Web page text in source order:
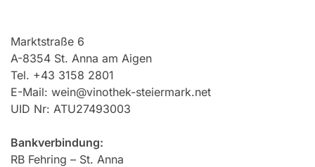
Marktstraße 6
A-8354 St. Anna am Aigen
Tel. +43 3158 2801
E-Mail: wein@vinothek-steiermark.net
UID Nr: ATU27493003
Bankverbindung:
RB Fehring – St. Anna